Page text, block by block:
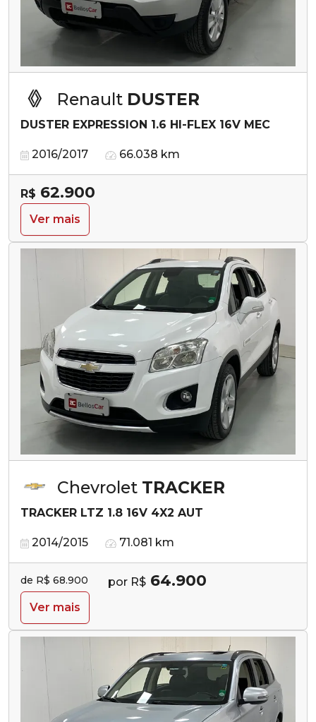
Renault DUSTER
DUSTER EXPRESSION 1.6 HI-FLEX 16V MEC
2016/2017 66.038 km
R$ 62.900
Ver mais
Chevrolet TRACKER
TRACKER LTZ 1.8 16V 4X2 AUT
2014/2015 71.081 km
de R$ 68.900 por R$ 64.900
Ver mais